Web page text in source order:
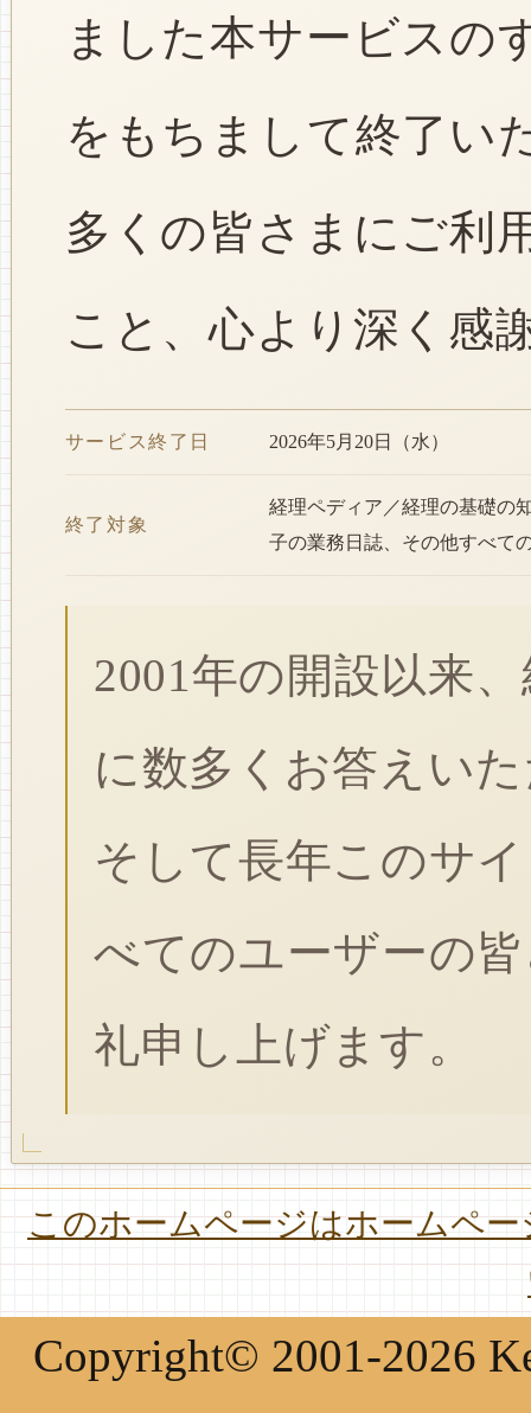
ました本サービスの
をもちまして終了い
多くの皆さまにご利
こと、心より深く感
サービス終了日 2026年5月20日（水）
終了対象
経理ペディア／経理の基礎の
子の業務日誌、その他すべて
2001年の開設以来
に数多くお答えい
そして長年このサ
べてのユーザーの
礼申し上げます。
このホームページはホームペ
Copyright© 2001-2026